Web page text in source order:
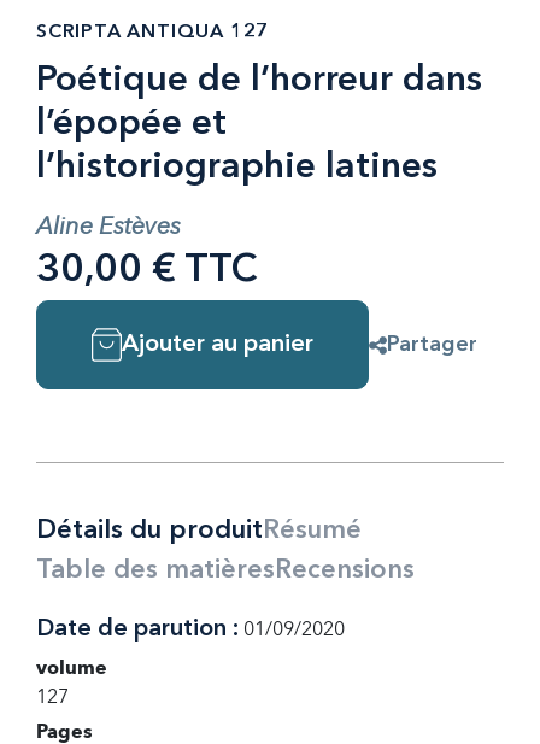
SCRIPTA ANTIQUA 127
Poétique de l’horreur dans
l’épopée et
l’historiographie latines
Aline Estèves
30,00 € TTC
Ajouter au panier Partager
Détails du produit Résumé
Table des matières Recensions
Date de parution : 01/09/2020
volume
127
Pages